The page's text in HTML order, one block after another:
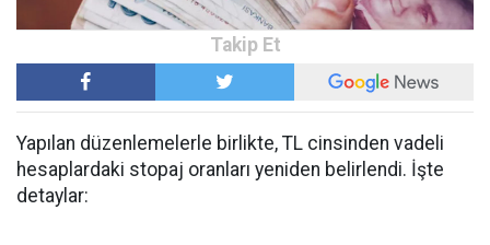
Yapılan düzenlemelerle birlikte, TL cinsinden vadeli
hesaplardaki stopaj oranları yeniden belirlendi. İşte
detaylar: